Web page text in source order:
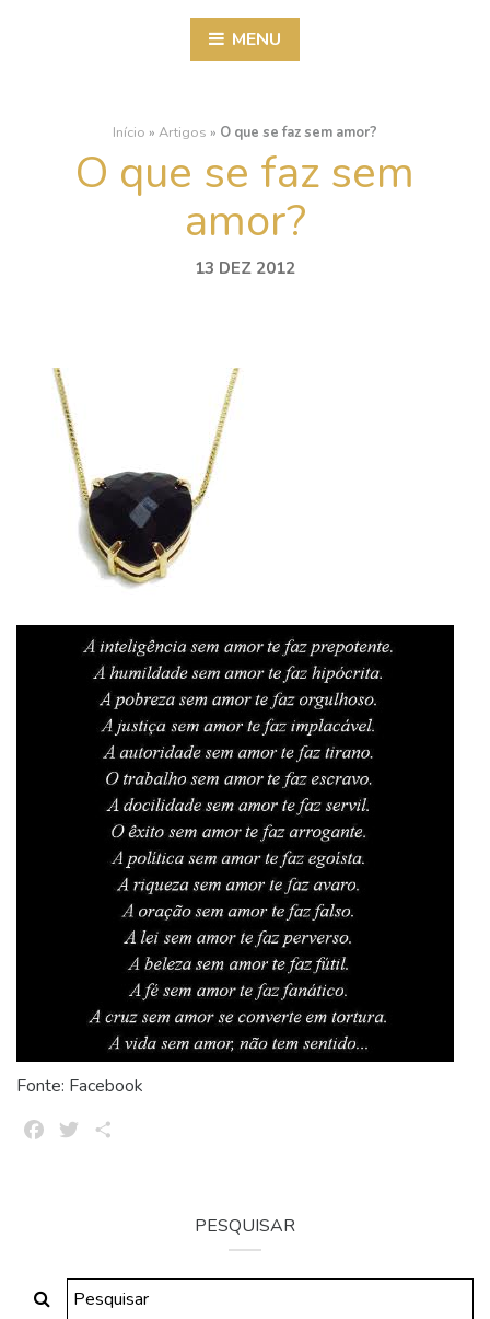
MENU
Início » Artigos » O que se faz sem amor?
O que se faz sem
amor?
13 DEZ 2012
Fonte: Facebook
FacebookTwitter
PESQUISAR